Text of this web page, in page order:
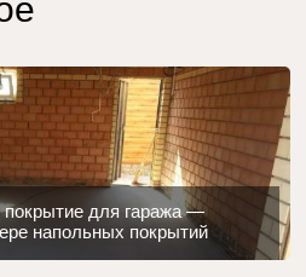
для гаража —
напольных покрытий